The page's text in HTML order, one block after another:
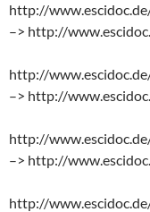
http://
–> http://
http://
–> http://
http://
–> http://
http://